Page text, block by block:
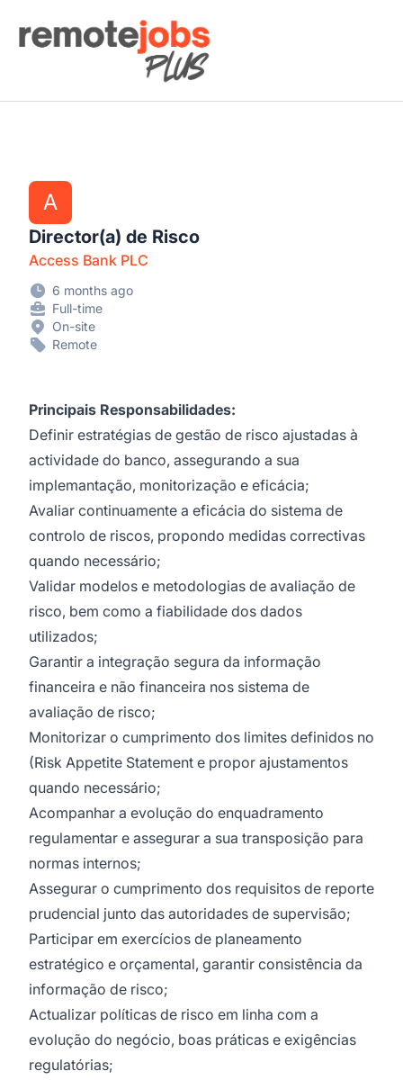
Remote Jobs Plus
A
Director(a) de Risco
Access Bank PLC
6 months ago
Full-time
On-site
Remote
Principais Responsabilidades:
Definir estratégias de gestão de risco ajustadas à
actividade do banco, assegurando a sua
implemantação, monitorização e eficácia;
Avaliar continuamente a eficácia do sistema de
controlo de riscos, propondo medidas correctivas
quando necessário;
Validar modelos e metodologias de avaliação de
risco, bem como a fiabilidade dos dados
utilizados;
Garantir a integração segura da informação
financeira e não financeira nos sistema de
avaliação de risco;
Monitorizar o cumprimento dos limites definidos no
(Risk Appetite Statement e propor ajustamentos
quando necessário;
Acompanhar a evolução do enquadramento
regulamentar e assegurar a sua transposição para
normas internos;
Assegurar o cumprimento dos requisitos de reporte
prudencial junto das autoridades de supervisão;
Participar em exercícios de planeamento
estratégico e orçamental, garantir consistência da
informação de risco;
Actualizar políticas de risco em linha com a
evolução do negócio, boas práticas e exigências
regulatórias;